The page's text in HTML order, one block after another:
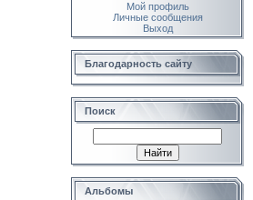
Мой профиль
Личные сообщения
Выход
Благодарность сайту
Поиск
Альбомы